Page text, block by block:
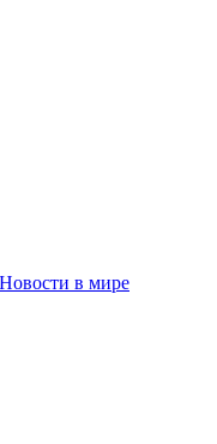
в мире